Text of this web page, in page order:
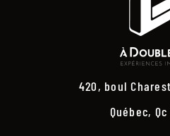
420, boul
Québec, Qc